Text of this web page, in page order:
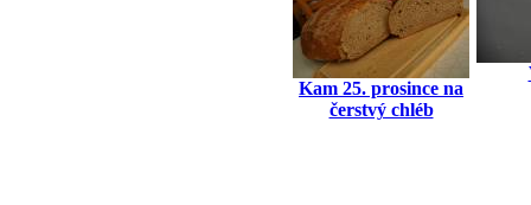
Kam 25. prosince na
čerstvý chléb